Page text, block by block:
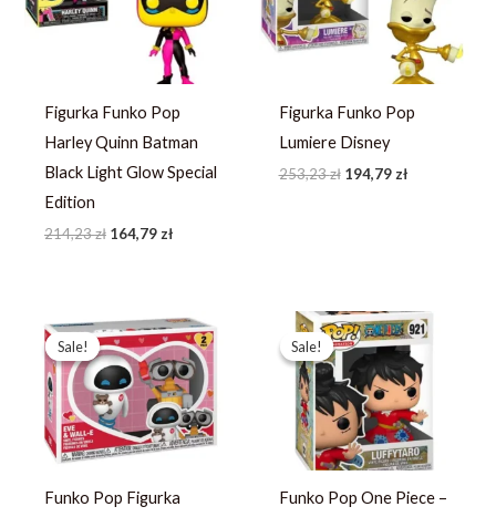
Figurka Funko Pop
Harley Quinn Batman
Black Light Glow Special
Edition
214,23zł 164,79zł
Figurka Funko Pop
Lumiere Disney
253,23zł 194,79zł
Sale!
Sale!
Funko Pop Figurka
Pierwotna
cena
wynosiła:
457,59 zł.
Aktualna
cena
wynosi:
351,99 zł.
Sale!
Sale!
Funko Pop One Piece –
Pierwotna
cena
wynosiła:
444,59 zł.
Aktualna
cena
wynosi:
341,99 zł.